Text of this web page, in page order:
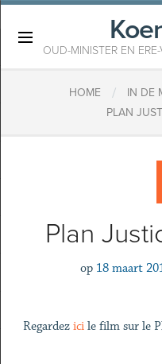
OUD-MINISTER EN
HOME / IN DE
PLAN
Plan
op 18 maart
Regardez icile film sur le